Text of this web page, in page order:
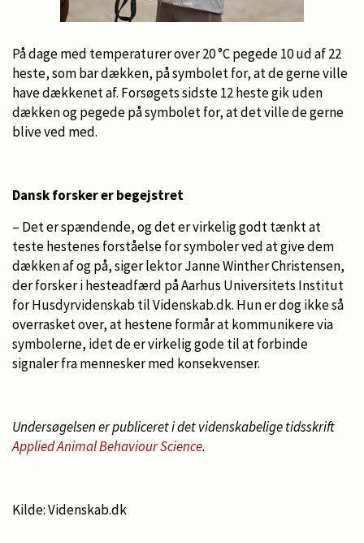
På dage med temperaturer over 20 °C pegede 10 ud af 22
heste, som bar dækken, på symbolet for, at de gerne ville
have dækkenet af. Forsøgets sidste 12 heste gik uden
dækken og pegede på symbolet for, at det ville de gerne
blive ved med.
Dansk forsker er begejstret
– Det er spændende, og det er virkelig godt tænkt at
teste hestenes forståelse for symboler ved at give dem
dækken af og på, siger lektor Janne Winther Christensen,
der forsker i hesteadfærd på Aarhus Universitets Institut
for Husdyrvidenskab til Videnskab.dk. Hun er dog ikke så
overrasket over, at hestene formår at kommunikere via
symbolerne, idet de er virkelig gode til at forbinde
signaler fra mennesker med konsekvenser.
Undersøgelsen er publiceret i det videnskabelige tidsskrift
Applied Animal Behaviour Science.
Kilde: Videnskab.dk